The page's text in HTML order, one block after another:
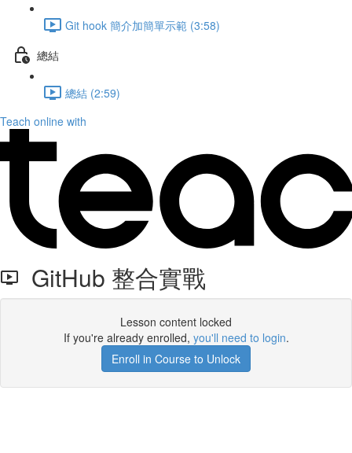
Git hook 簡介加簡單示範 (3:58)
總結
總結 (2:59)
Teach online with
GitHub 整合實戰
Lesson content locked
If you're already enrolled, you'll need to login.
Enroll in Course to Unlock